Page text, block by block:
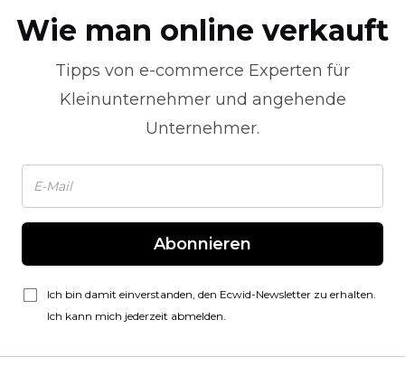
Wie man online verkauft
Tipps von e-commerce Experten für
Kleinunternehmer und angehende
Unternehmer.
Abonnieren
Ich bin damit einverstanden, den Ecwid-Newsletter zu erhalten.
Ich kann mich jederzeit abmelden.